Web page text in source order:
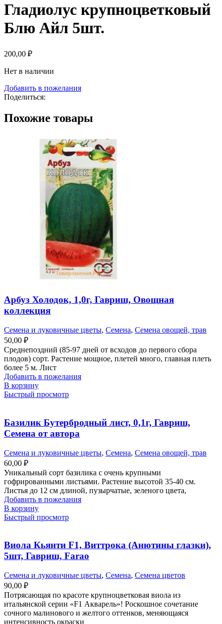
Гладиолус крупноцветковый
Блю Айл 5шт.
200,00 ₽
Нет в наличии
Добавить в пожелания
Поделиться:
Похожие товары
Арбуз Холодок, 1,0г, Гавриш, Овощная
коллекция
Семена и луковичные цветы, Семена, Семена овощей, трав
50,00 ₽
Среднепоздний (85-97 дней от всходов до первого сбора
плодов) сорт. Растение мощное, плетей много, главная плеть
более 5 м. Лист
Добавить в пожелания
В корзину
Быстрый просмотр
Базилик Бутербродный лист, 0,1г, Гавриш,
Семена от автора
Семена и луковичные цветы, Семена, Семена овощей, трав
60,00 ₽
Уникальный сорт базилика с очень крупными
гофрированными листьями. Растение высотой 35-40 см.
Листья до 12 см длиной, пузырчатые, зеленого цвета,
Добавить в пожелания
В корзину
Быстрый просмотр
Виола Кьянти F1, Виттрока (Анютины глазки),
5шт, Гавриш, Farao
Семена и луковичные цветы, Семена, Семена цветов
90,00 ₽
Потрясающая по красоте крупноцветковая виола из
итальянской серии «F1 Акварель»! Роскошное сочетание
сочного малинового и желтого оттенков, меняющаяся
интенсивность окраски